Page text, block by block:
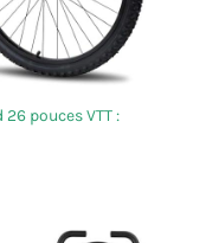
en vidéo.
DMASUN
pouces VTT :